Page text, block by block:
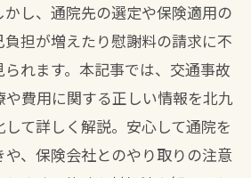
し、通院先の選定や保険適用の
担が増えたり慰謝料の請求に不
れます。本記事では、交通事故
費用に関する正しい情報を北九
て詳しく解説。安心して通院を
、保険会社とのやり取りの注意